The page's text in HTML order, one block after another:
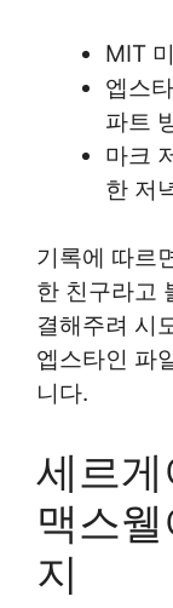
MIT
엡스
파트
마크
한 저
기록에 따르
한 친구라고
결해주려 시
엡스타인 파
니다.
세르
맥스
지